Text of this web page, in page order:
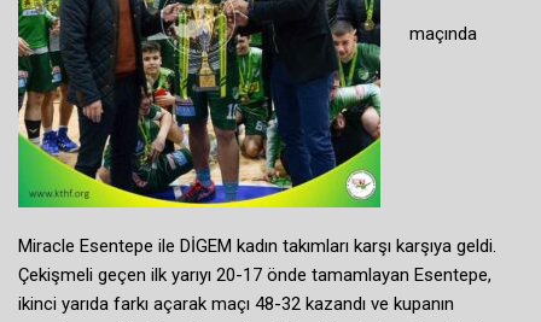
maçında
Miracle Esentepe ile DİGEM kadın takımları karşı karşıya geldi.
Çekişmeli geçen ilk yarıyı 20-17 önde tamamlayan Esentepe,
ikinci yarıda farkı açarak maçı 48-32 kazandı ve kupanın